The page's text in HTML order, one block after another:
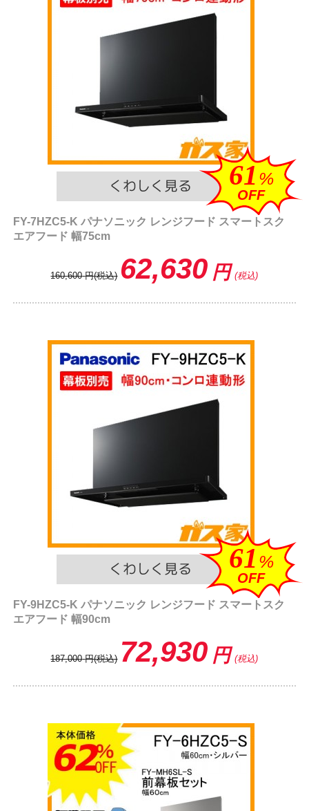
61 %
OFF
FY-7HZC5-K パナソニック レンジフード スマートスク
エアフード 幅75cm
160,600 円(税込) 62,630 円 (税込)
61 %
OFF
FY-9HZC5-K パナソニック レンジフード スマートスク
エアフード 幅90cm
187,000 円(税込) 72,930 円 (税込)